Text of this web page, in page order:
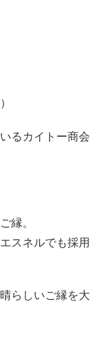
るカイトー商会
縁。
スネルでも採用
らしいご縁を大